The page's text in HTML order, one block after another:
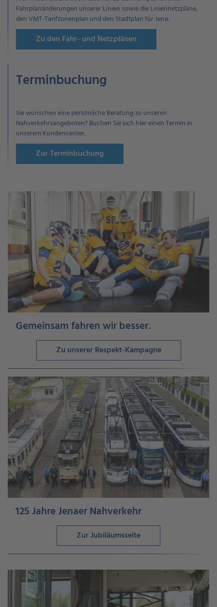
Fahrplanänderungen unserer Linien sowie die Liniennetzpläne,
den VMT-Tarifzonenplan und den Stadtplan für Jena.
Zu den Fahr- und Netzplänen
Terminbuchung
Sie wünschen eine persönliche Beratung zu unseren
Nahverkehrsangeboten? Buchen Sie sich hier einen Termin in
unserem Kundencenter.
Zur Terminbuchung
Gemeinsam fahren wir besser.
Zu unserer Respekt-Kampagne
125 Jahre Jenaer Nahverkehr
Zur Jubiläumsseite